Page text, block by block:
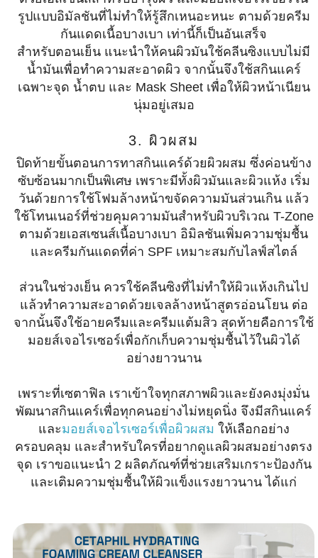
รูปแบบอิมัลชันที่ไม่ทำให้รู้สึกเหนอะหนะ ตามด้วยครีม
กันแดดเนื้อบางเบา เท่านี้ก็เป็นอันเสร็จ
สำหรับตอนเย็น แนะนำให้คนผิวมันใช้คลีนซิงแบบไม่มี
น้ำมันเพื่อทำความสะอาดผิว จากนั้นจึงใช้สกินแคร์
เฉพาะจุด น้ำตบ และ Mask Sheet เพื่อให้ผิวหน้าเนียน
นุ่มอยู่เสมอ
3. ผิวผสม
ปิดท้ายขั้นตอนการทาสกินแคร์ด้วยผิวผสม ซึ่งค่อนข้าง
ซับซ้อนมากเป็นพิเศษ เพราะมีทั้งผิวมันและผิวแห้ง เริ่ม
วันด้วยการใช้โฟมล้างหน้าขจัดความมันส่วนเกิน แล้ว
ใช้โทนเนอร์ที่ช่วยคุมความมันสำหรับผิวบริเวณ T-Zone
ตามด้วยเอสเซนส์เนื้อบางเบา อิมิลชันเพิ่มความชุ่มชื้น
และครีมกันแดดที่ค่า SPF เหมาะสมกับไลฟ์สไตล์
ส่วนในช่วงเย็น ควรใช้คลีนซิงที่ไม่ทำให้ผิวแห้งเกินไป
แล้วทำความสะอาดด้วยเจลล้างหน้าสูตรอ่อนโยน ต่อ
จากนั้นจึงใช้อายครีมและครีมแต้มสิว สุดท้ายคือการใช้
มอยส์เจอไรเซอร์เพื่อกักเก็บความชุ่มชื้นไว้ในผิวได้
อย่างยาวนาน
เพราะที่เซตาฟิล เราเข้าใจทุกสภาพผิวและยังคงมุ่งมั่น
พัฒนาสกินแคร์เพื่อทุกคนอย่างไม่หยุดนิ่ง จึงมีสกินแคร์
และมอยส์เจอไรเซอร์เพื่อผิวผสม ให้เลือกอย่าง
ครอบคลุม และสำหรับใครที่อยากดูแลผิวผสมอย่างตรง
จุด เราขอแนะนำ 2 ผลิตภัณฑ์ที่ช่วยเสริมเกราะป้องกัน
และเติมความชุ่มชื้นให้ผิวแข็งแรงยาวนาน ได้แก่